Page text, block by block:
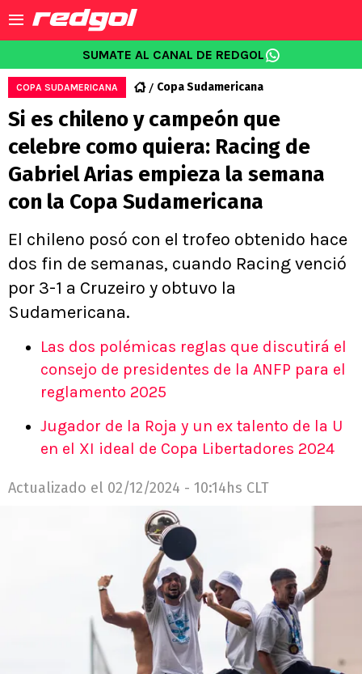
SUMATE AL CANAL DE REDGOL
COPA SUDAMERICANA Copa Sudamericana
Si es chileno y campeón que
celebre como quiera: Racing de
Gabriel Arias empieza la semana
con la Copa Sudamericana
El chileno posó con el trofeo obtenido hace
dos fin de semanas, cuando Racing venció
por 3-1 a Cruzeiro y obtuvo la
Sudamericana.
Las dos polémicas reglas que discutirá el
consejo de presidentes de la ANFP para el
reglamento 2025
Jugador de la Roja y un ex talento de la U
en el XI ideal de Copa Libertadores 2024
Actualizado el 02/12/2024 - 10:14hs CLT